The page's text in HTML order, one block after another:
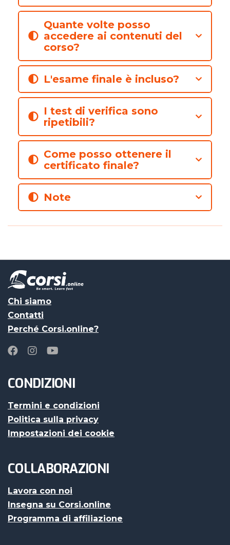
Quante volte posso
accedere ai contenuti del
corso?
L'esame finale è incluso?
I test di verifica sono
ripetibili?
Come posso ottenere il
certificato finale?
Note
Chi siamo
Contatti
Perché Corsi.online?
CONDIZIONI
Termini e condizioni
Politica sulla privacy
Impostazioni dei cookie
COLLABORAZIONI
Lavora con noi
Insegna su Corsi.online
Programma di affiliazione